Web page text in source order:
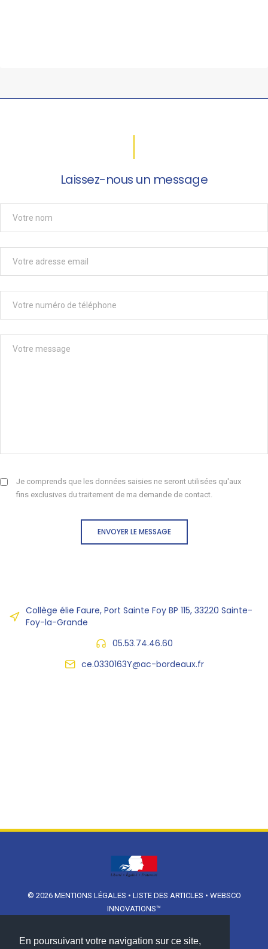
En poursuivant votre navigation sur ce site,
Laissez-nous un message
Je comprends que les données saisies ne seront utilisées qu'aux
fins exclusives du traitement de ma demande de contact.
ENVOYER LE MESSAGE
Collège élie Faure, Port Sainte Foy BP 115, 33220 Sainte-
Foy-la-Grande
05.53.74.46.60
ce.0330163Y@ac-bordeaux.fr
© 2026 MENTIONS LÉGALES • LISTE DES ARTICLES • WEBSCO
INNOVATIONS™